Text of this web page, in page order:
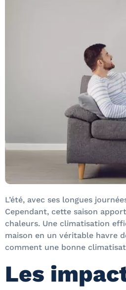
L’été, avec ses longues
Cependant, cette saison
chaleurs. Une climatisation
maison en un véritable havre
comment une bonne
Les